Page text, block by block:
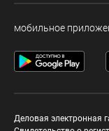
мобильное
Деловая электронная